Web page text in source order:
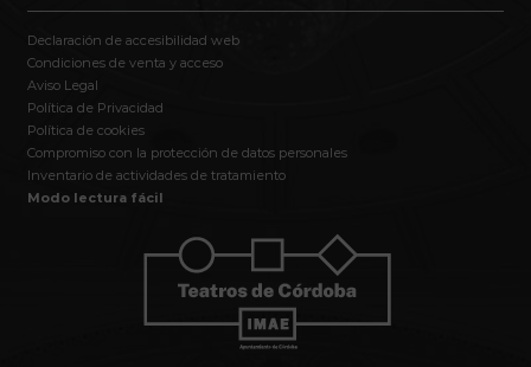
Declaración de accesibilidad web
Condiciones de venta y acceso
Aviso Legal
Política de Privacidad
Política de cookies
Compromiso con la protección de datos personales
Inventario de actividades de tratamiento
Modo lectura fácil